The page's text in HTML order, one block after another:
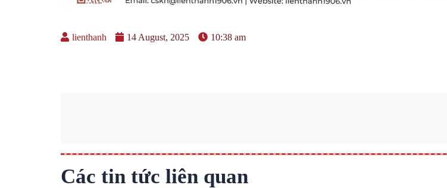
lienthanh 14 August, 2025 10:38 am
Các tin tức liên quan